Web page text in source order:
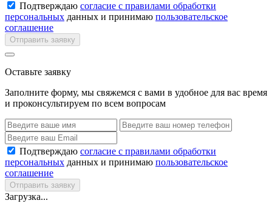
Подтверждаю согласие с правилами обработки
персональных данных и принимаю пользовательское
соглашение
Отправить заявку
Оставьте заявку
Заполните форму, мы свяжемся с вами в удобное для вас время
и проконсультируем по всем вопросам
Подтверждаю согласие с правилами обработки
персональных данных и принимаю пользовательское
соглашение
Отправить заявку
Загрузка...